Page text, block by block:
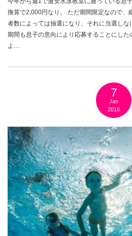
換算で2,000円なり。 ただ期間限定なので、
者数によっては抽選になり、それに当選し
期間も息子の意向により応募することにし
よ…
7
Jan
2018